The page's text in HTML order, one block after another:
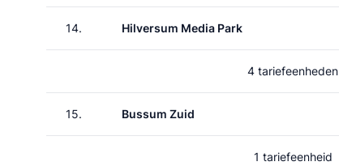
14. Hilversum Media Park
4 tariefeenheden
15. Bussum Zuid
1 tariefeenheid